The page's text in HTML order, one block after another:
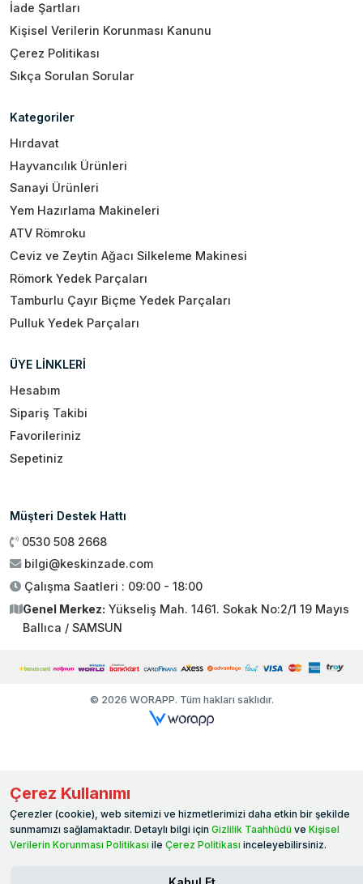
İade Şartları
Kişisel Verilerin Korunması Kanunu
Çerez Politikası
Sıkça Sorulan Sorular
Kategoriler
Hırdavat
Hayvancılık Ürünleri
Sanayi Ürünleri
Yem Hazırlama Makineleri
ATV Römroku
Ceviz ve Zeytin Ağacı Silkeleme Makinesi
Römork Yedek Parçaları
Tamburlu Çayır Biçme Yedek Parçaları
Pulluk Yedek Parçaları
ÜYE LİNKLERİ
Hesabım
Sipariş Takibi
Favorileriniz
Sepetiniz
Müşteri Destek Hattı
0530 508 2668
bilgi@keskinzade.com
Çalışma Saatleri : 09:00 - 18:00
Genel Merkez: Yükseliş Mah. 1461. Sokak No:2/1 19 Mayıs
Ballıca / SAMSUN
© 2026 WORAPP. Tüm hakları saklıdır.
Çerez Kullanımı
Çerezler (cookie), web sitemizi ve hizmetlerimizi daha etkin bir şekilde
sunmamızı sağlamaktadır. Detaylı bilgi için Gizlilik Taahhüdü ve Kişisel
Verilerin Korunması Politikası ile Çerez Politikası inceleyebilirsiniz.